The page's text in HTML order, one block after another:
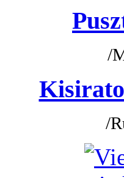
/
/